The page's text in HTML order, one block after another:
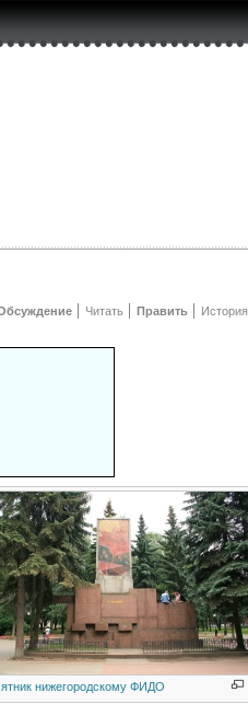
Читать Править История
нижегородскому ФИДО